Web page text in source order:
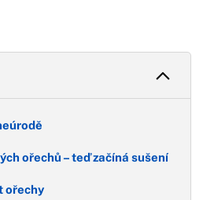
ořechů – teď začíná sušení
ořechy